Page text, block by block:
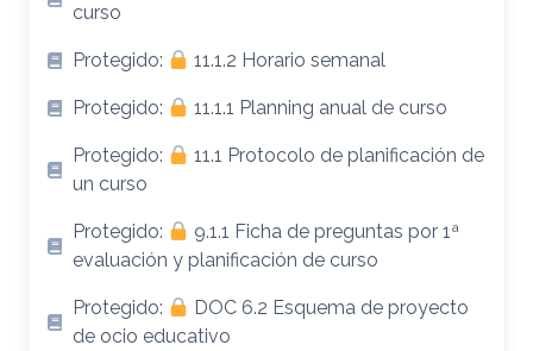
curso
Protegido: 11.1.2 Horario semanal
Protegido: 11.1.1 Planning anual de curso
Protegido:
11.1 Protocolo de planificación de
un curso
Protegido:
9.1.1 Ficha de preguntas por 1ª
evaluación y planificación de curso
Protegido:
DOC 6.2 Esquema de proyecto
de ocio educativo